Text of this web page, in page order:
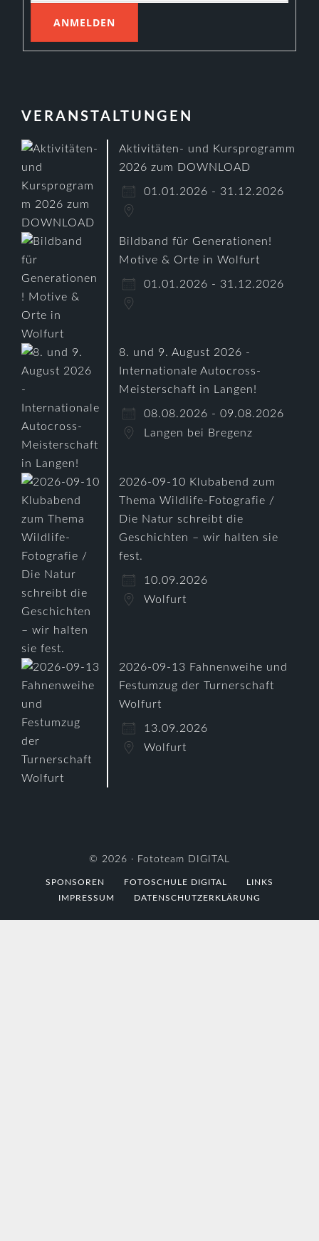
VERANSTALTUNGEN
Aktivitäten- und Kursprogramm
2026 zum DOWNLOAD
01.01.2026 - 31.12.2026
Bildband für Generationen!
Motive & Orte in Wolfurt
01.01.2026 - 31.12.2026
8. und 9. August 2026 -
Internationale Autocross-
Meisterschaft in Langen!
08.08.2026 - 09.08.2026
Langen bei Bregenz
2026-09-10 Klubabend zum
Thema Wildlife-Fotografie /
Die Natur schreibt die
Geschichten – wir halten sie
fest.
10.09.2026
Wolfurt
2026-09-13 Fahnenweihe und
Festumzug der Turnerschaft
Wolfurt
13.09.2026
Wolfurt
© 2026 · Fototeam DIGITAL
SPONSOREN FOTOSCHULE DIGITAL
LINKS
IMPRESSUM
DATENSCHUTZERKLÄRUNG